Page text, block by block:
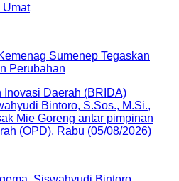
Sumenep Tegaskan
Perubahan